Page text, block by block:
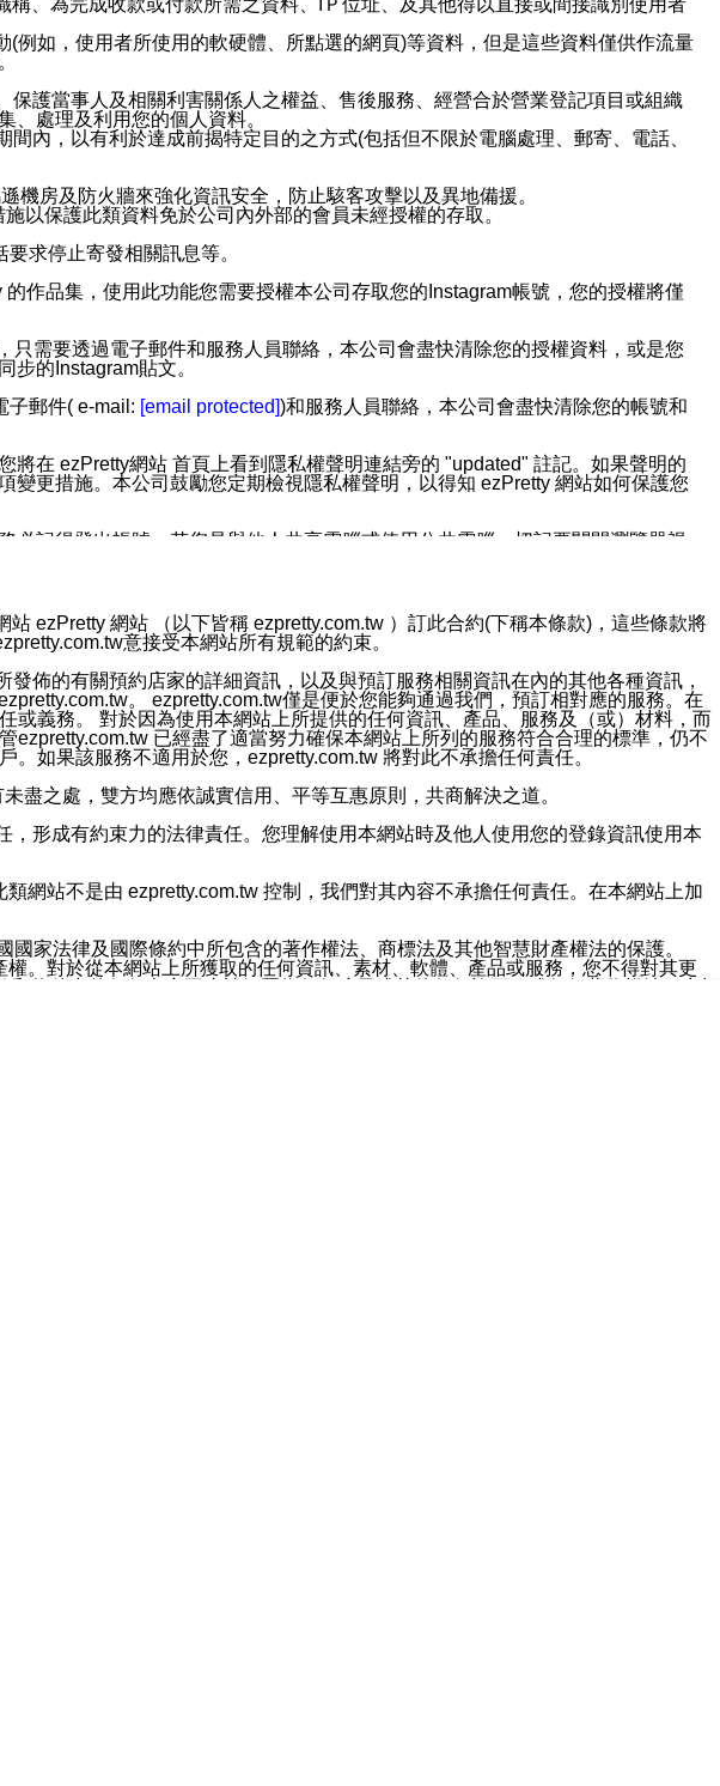
如，使用者所使用的軟硬體、所點選的網頁)等資料，但是這些資料僅供作流量
護當事人及相關利害關係人之權益、售後服務、經營合於營業登記項目或組織
處理及利用您的個人資料。
內，以有利於達成前揭特定目的之方式(包括但不限於電腦處理、郵寄、電話、
機房及防火牆來強化資訊安全，防止駭客攻擊以及異地備援。
以保護此類資料免於公司內外部的會員未經授權的存取。
求停止寄發相關訊息等。
作品集，使用此功能您需要授權本公司存取您的Instagram帳號，您的授權將僅
需要透過電子郵件和服務人員聯絡，本公司會盡快清除您的授權資料，或是您
的Instagram貼文。
子郵件( e-mail: [email protected])和服務人員聯絡，本公司會盡快清除您的帳號和
在 ezPretty網站 首頁上看到隱私權聲明連結旁的 "updated" 註記。如果聲明的
更措施。本公司鼓勵您定期檢視隱私權聲明，以得知 ezPretty 網站如何保護您
記得登出帳號。若您是與他人共享電腦或使用公共電腦，切記要關閉瀏覽器視
供您參考。您能依照該資料或電子郵件所指示之方法、說明或功能連結，隨時
訊息。
滿足以下三個條件者，將可收到通知型訊息。
ezPretty 網站 （以下皆稱 ezpretty.com.tw ）訂此合約(下稱本條款)，這些條款將
意接受本網站所有規範的約束。
佈的有關預約店家的詳細資訊，以及與預訂服務相關資訊在內的其他各種資訊，
。 ezpretty.com.tw僅是便於您能夠通過我們，預訂相對應的服務。在
義務。 對於因為使用本網站上所提供的任何資訊、產品、服務及（或）材料，而
已經盡了適當努力確保本網站上所列的服務符合合理的標準，仍不
如果該服務不適用於您，ezpretty.com.tw 將對此不承擔任何責任。
盡之處，雙方均應依誠實信用、平等互惠原則，共商解決之道。
形成有約束力的法律責任。您理解使用本網站時及他人使用您的登錄資訊使用本
網站不是由 ezpretty.com.tw 控制，我們對其內容不承擔任何責任。在本網站上加
家法律及國際條約中所包含的著作權法、商標法及其他智慧財產權法的保護。
。對於從本網站上所獲取的任何資訊、素材、軟體、產品或服務，您不得對其更